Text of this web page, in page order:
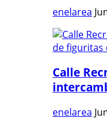
enelarea
Calle
enelarea